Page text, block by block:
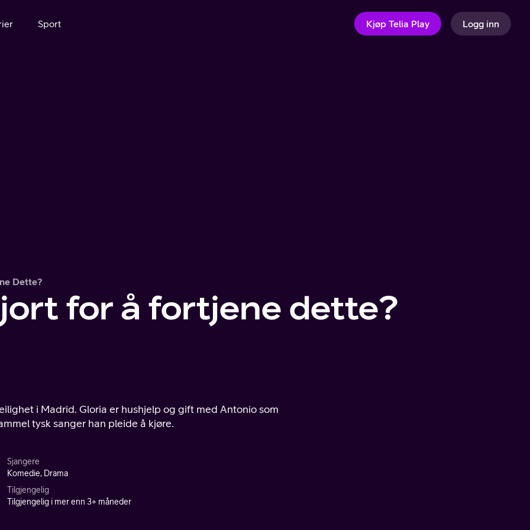
Sport Kjøp Telia Play Logg inn
Dette?
for å fortjene dette?
i Madrid. Gloria er hushjelp og gift med Antonio som
tysk sanger han pleide å kjøre.
Sjangere
Komedie, Drama
Tilgjengelig
Tilgjengelig i mer enn 3+ måneder